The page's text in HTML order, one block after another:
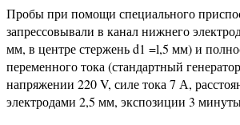
Пробы при помощи специального
запрессовывали в канал нижнего
мм, в центре стержень d1 =l,5 мм) и
переменного тока (стандартный
напряжении 220 V, силе тока 7 А,
электродами 2,5 мм, экспозиции 3